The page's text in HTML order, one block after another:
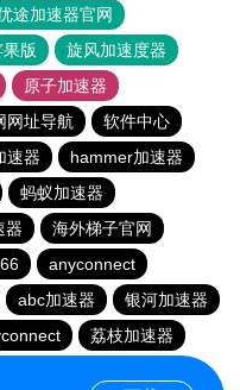
途加速器官网
版
旋风加速度器
原子加速器
网址导航
软件中心
速器
hammer加速器
蚂蚁加速器
器
海外梯子官网
anyconnect
abc加速器
银河加速器
荔枝加速器